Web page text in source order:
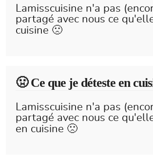
Lamisscuisine n'a pas
partagé avec nous ce
cuisine 🙁
🤢 Ce que je déteste en
Lamisscuisine n'a pas
partagé avec nous ce
en cuisine 🙁